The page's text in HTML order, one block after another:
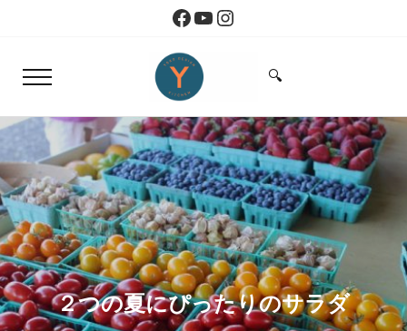
Skip to header right navigationFacebook
YouTube
Instagram
Menu
Yoko Design Kitchen
Search...
🔍
２つの夏にぴったりのサラダ